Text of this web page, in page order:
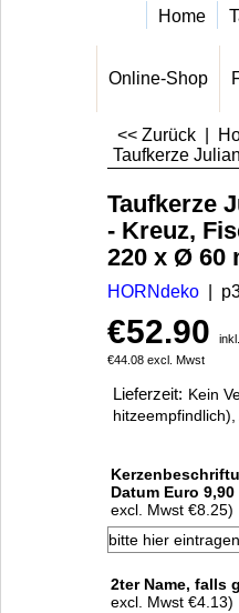
Home
Online-Shop
<< Zurück
Taufkerze
Taufkerze
- Kreuz,
220 x Ø 60
HORNdeko
€52.90
€44.08 excl. Mwst
Lieferzeit: Kein
Datum Euro 9,90
excl. Mwst €8.25)
2ter Name, falls
excl. Mwst €4.13)